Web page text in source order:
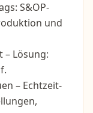
S&OP-
und
– Lösung:
– Echtzeit-